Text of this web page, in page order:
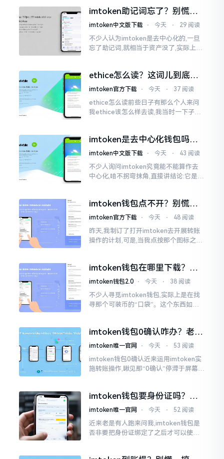
李鹏
imtoken助记词忘了？别慌，
这招能救你
imtoken中文版下载 ⋅ 今天 ⋅ 29 阅读
不少人认为imtoken是去中心化的,一旦
忘了助记词,就相当于资产没了,实际上这
于网络连接状态
ethice怎么读？这词儿到底念
啥，别搞错了
imtoken官方下载 ⋅ 今天 ⋅ 37 阅读
ethice怎么读前些日子有那么个人来问
我ethice该怎么样去读,我当时一下子就
呢拼写方面却少了一个字母
imtoken是去中心化钱包吗？
看完这篇不踩坑
imtoken中文版下载 ⋅ 今天 ⋅ 43 阅读
不少人询问imtoken究竟能不能算作去
中心化,咱不拐弯抹角,直接讲结论:它是一
imtoken钱包点不开？别慌，
试试这几招
imtoken官方下载 ⋅ 今天 ⋅ 48 阅读
昨天,我制订了打开imtoken去开展转账
操作的计划,可是,当我点按那个图标之后,
imtoken钱包在哪里下载？老
手教你几招避坑
imtoken钱包2.0 ⋅ 今天 ⋅ 38 阅读
不少人寻觅imtoken钱包,实际上是在找
寻那个可装币的“口袋”。这个东西如今
持。
imtoken钱包0确认咋办？老手
教你几招快速解决
imtoken唯一官网 ⋅ 今天 ⋅ 53 阅读
imtoken钱包0确认近来运用imtoken实
施转账操作,瞅见那“0确认”停滞于屏幕之
你仅有干巴巴等待其一途。
imtoken钱包要身份证吗？别
慌，看完这篇就懂了
imtoken唯一官网 ⋅ 今天 ⋅ 52 阅读
近来老是有人跑来问我,imtoken钱包是
否非要把身份证绑定了之后才可以使用